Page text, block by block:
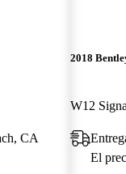
CA
2018
W12
El